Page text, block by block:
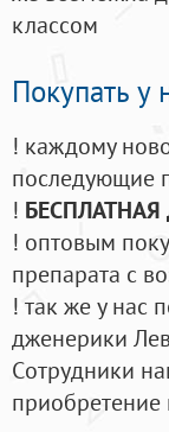
классом
Покупать у
! каждому
последующие
!
! оптовым
препарата с
! так же у нас
дженерики
Cотрудники